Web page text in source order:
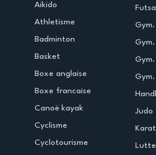
Aikido
Athletisme
Badminton
Basket
Boxe anglaise
Boxe francaise
Canoë kayak
Cyclisme
Cyclotourisme
Judo
Lutte